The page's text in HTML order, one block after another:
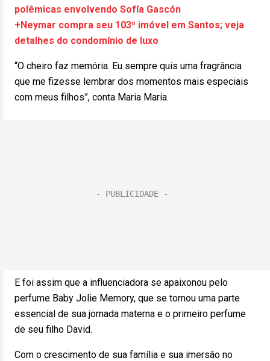
polêmicas envolvendo Sofía Gascón
+Neymar compra seu 103º imóvel em Santos; veja
detalhes do condomínio de luxo
“O cheiro faz memória. Eu sempre quis uma fragrância
que me fizesse lembrar dos momentos mais especiais
com meus filhos”, conta Maria Maria.
E foi assim que a influenciadora se apaixonou pelo
perfume Baby Jolie Memory, que se tornou uma parte
essencial de sua jornada materna e o primeiro perfume
de seu filho David.
Com o crescimento de sua família e sua imersão no